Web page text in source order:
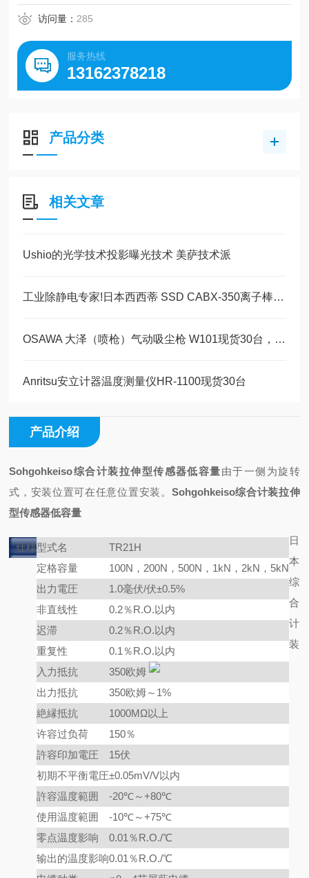
访问量： 285
服务热线
13162378218
产品分类
相关文章
Ushio的光学技术投影曝光技术 美萨技术派
工业除静电专家!日本西西蒂 SSD CABX-350离子棒为何成刚需?
OSAWA 大泽（喷枪）气动吸尘枪 W101现货30台，美萨科技现货系列
Anritsu安立计器温度测量仪HR-1100现货30台
产品介绍
Sohgohkeiso综合计装拉伸型传感器低容量由于一侧为旋转
式，安装位置可在任意位置安装。 Sohgohkeiso综合计装拉伸
型传感器低容量
仕様型式名
TR21H
定格容量
100N，200N，500N，1kN，2kN，5kN
出力電圧
1.0毫伏/伏±0.5%
非直线性
0.2％R.O.以内
迟滞
0.2％R.O.以内
重复性
0.1％R.O.以内
入力抵抗
350欧姆
出力抵抗
350欧姆～1%
絶縁抵抗
1000MΩ以上
许容过负荷
150％
許容印加電圧
15伏
初期不平衡電圧±0.05mV/V以内
許容温度範囲
-20℃～+80℃
使用温度範囲
-10℃～+75℃
零点温度影响
0.01％R.O./℃
输出的温度影响0.01％R.O./℃
日
本
综
合
计
装